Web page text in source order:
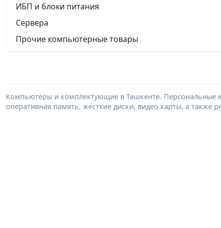
ИБП и блоки питания
Сервера
Прочие компьютерные товары
Компьютеры и комплектующие в Ташкенте. Персональные
оперативная память, жёсткие диски, видео карты, а также